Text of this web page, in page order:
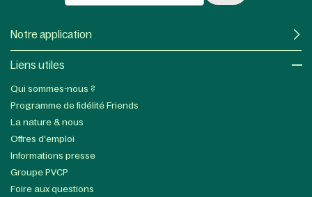
Notre application
Liens utiles​
Qui sommes-nous ?
Programme de fidélité Friends
La nature & nous
Offres d'emploi
Informations presse
Groupe PVCP
Foire aux questions